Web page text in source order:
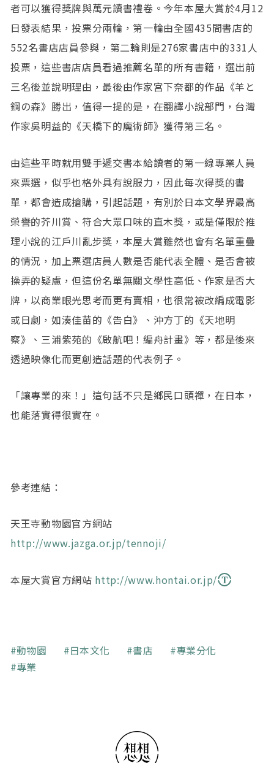
者可以獲得獎牌與萬元讀書禮卷。今年本屋大賞於4月12
日發表結果，投票分兩輪，第一輪由全國435間書店的
552名書店店員參與，第二輪則是276家書店中的331人
投票，這些書店店員看過推薦名單的所有書籍，選出前
三名後並說明理由，最後由作家宮下奈都的作品《羊と
鋼の森》勝出，值得一提的是，在翻譯小說部門，台灣
作家吳明益的《天橋下的魔術師》獲得第三名。
由這些平時就用雙手遞交書本給讀者的第一線專業人員
來票選，似乎也格外具有說服力，因此每次得獎的書
單，都會造成搶購，引起話題，有別於日本文學界最高
榮譽的芥川賞、符合大眾口味的直木獎，或是僅限於推
理小說的江戶川亂步獎，本屋大賞雖然也會有名單重疊
的情況，加上票選店員人數是否能代表全體、是否會被
操弄的疑慮，但這份名單無關文學性高低、作家是否大
牌，以商業眼光思考而更有賣相，也很常被改編成電影
或日劇，如湊佳苗的《告白》、沖方丁的《天地明
察》、三浦紫苑的《啟航吧！編舟計畫》等，都是後來
透過映像化而更創造話題的代表例子。
「讓專業的來！」這句話不只是鄉民口頭禪，在日本，
也能落實得很實在。
參考連結：
天王寺動物園官方網站
http://www.jazga.or.jp/tennoji/
本屋大賞官方網站 http://www.hontai.or.jp/
關鍵字
動物園 日本文化 書店
專業分化
專業